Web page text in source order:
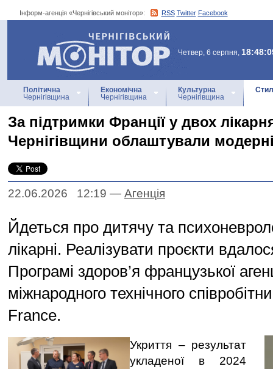
Інформ-агенція «Чернігівський монітор»: RSS Twitter Facebook
Інформ-агенція
«Чернігівський монітор»
Четвер, 6 серпня,
Політична
Чернігівщина
Економічна
Чернігівщина
Культурна
Чернігівщина
За підтримки Франції у двох
Чернігівщини облаштували
22.06.2026 12:19 — Агенцiя
Йдеться про дитячу та
лікарні. Реалізувати проєкти
Програмі здоров’я французької
міжнародного технічного
France.
Укриття – результат
укладеної в 2024